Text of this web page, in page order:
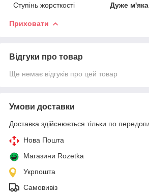
Ступінь жорсткості
Дуже м'яка
Приховати
Відгуки про товар
Ще немає відгуків про цей товар
Умови доставки
Доставка здійснюється тільки по
Нова Пошта
Магазини Rozetka
Укрпошта
Самовивіз